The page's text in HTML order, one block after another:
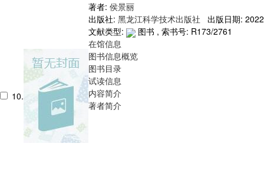
10.
著者: 侯景丽
出版社: 黑龙江科学技术出版社
出版日期: 2022
文献类型:
图书 , 索书号: R173/2761
在馆信息
图书信息概览
图书目录
试读信息
内容简介
著者简介